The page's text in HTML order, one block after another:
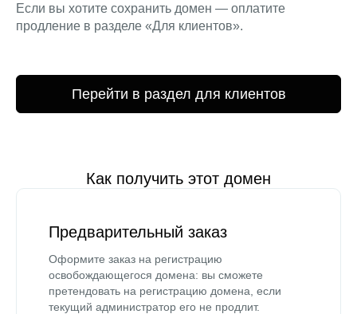
Если вы хотите сохранить домен — оплатите
продление в разделе «Для клиентов».
Перейти в раздел для клиентов
Как получить этот домен
Предварительный заказ
Оформите заказ на регистрацию
освобождающегося домена: вы сможете
претендовать на регистрацию домена, если
текущий администратор его не продлит.